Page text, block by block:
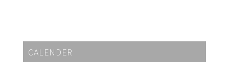
CALENDER